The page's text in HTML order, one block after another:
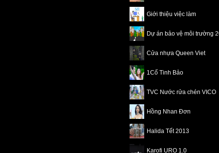
Giới thiệu việc làm
Dự án bảo vệ môi trường
Cửa nhựa Queen Viet
1Cố Tinh Bảo
TVC Nước rửa chén VICO
Hồng Nhan Đơn
Halida Tết 2013
Karofi URO 1.0